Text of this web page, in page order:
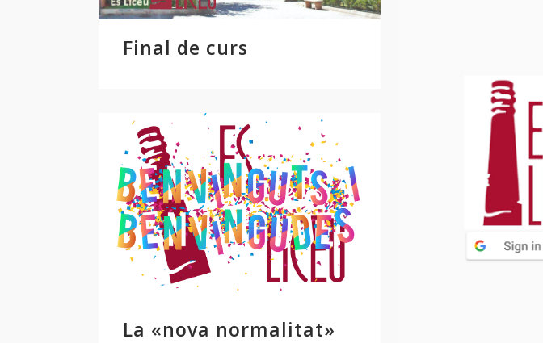
Final de curs
La «nova normalitat»